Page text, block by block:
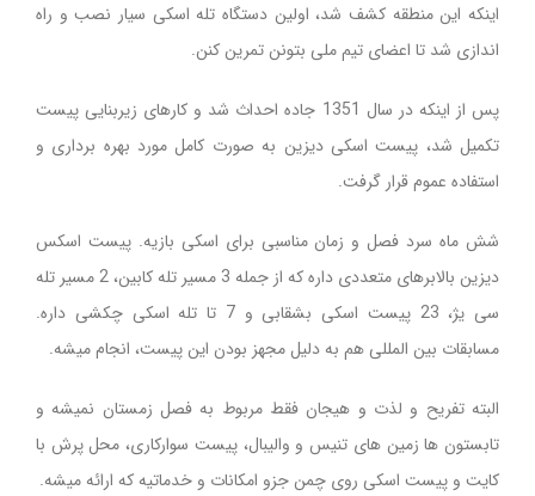
اینکه این منطقه کشف شد، اولین دستگاه تله اسکی سیار نصب و راه
اندازی شد تا اعضای تیم ملی بتونن تمرین کنن.
پس از اینکه در سال 1351 جاده احداث شد و کارهای زیربنایی پیست
تکمیل شد، پیست اسکی دیزین به صورت کامل مورد بهره برداری و
استفاده عموم قرار گرفت.
شش ماه سرد فصل و زمان مناسبی برای اسکی بازیه. پیست اسکس
دیزین بالابرهای متعددی داره که از جمله 3 مسیر تله کابین، 2 مسیر تله
سی یژ، 23 پیست اسکی بشقابی و 7 تا تله اسکی چکشی داره.
مسابقات بین المللی هم به دلیل مجهز بودن این پیست، انجام میشه.
البته تفریح و لذت و هیجان فقط مربوط به فصل زمستان نمیشه و
تابستون ها زمین های تنیس و والیبال، پیست سوارکاری، محل پرش با
کایت و پیست اسکی روی چمن جزو امکانات و خدماتیه که ارائه میشه.